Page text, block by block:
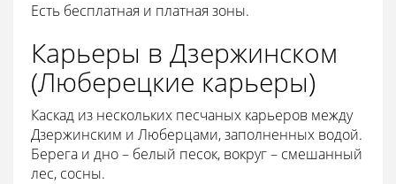
Есть бесплатная и платная зоны.
Карьеры в Дзержинском
(Люберецкие карьеры)
Каскад из нескольких песчаных карьеров между
Дзержинским и Люберцами, заполненных водой.
Берега и дно – белый песок, вокруг – смешанный
лес, сосны.